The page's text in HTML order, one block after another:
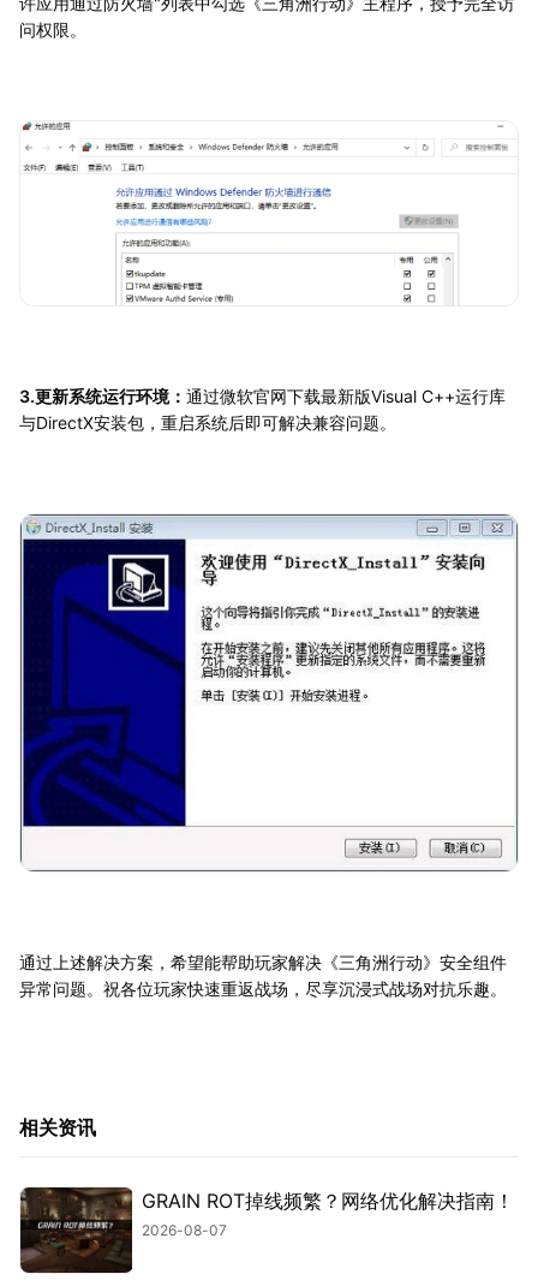
问权限。
3.更新系统运行环境： 通过微软官网下载最新版Visual C++运行库
与DirectX安装包，重启系统后即可解决兼容问题。
通过上述解决方案，希望能帮助玩家解决《三角洲行动》安全组件
异常问题。祝各位玩家快速重返战场，尽享沉浸式战场对抗乐趣。
相关资讯
GRAIN ROT掉线频繁？网络优化解决指南！
2026-08-07